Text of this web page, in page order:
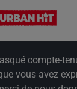
compte-
vous avez